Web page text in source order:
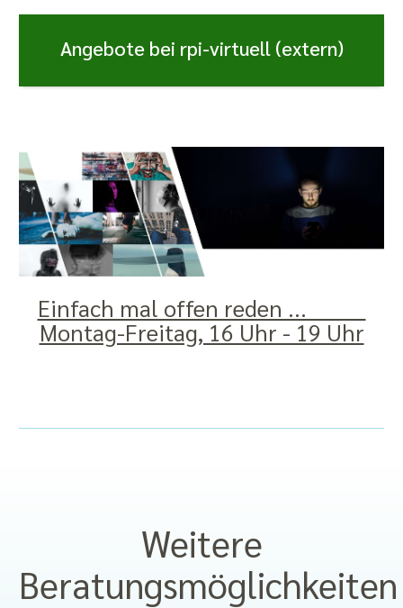
Angebote bei rpi-virtuell (extern)
Einfach mal offen reden ...
Montag-Freitag, 16 Uhr - 19 Uhr
Weitere
Beratungsmöglichkeiten